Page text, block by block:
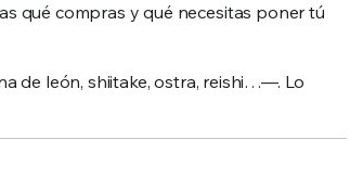
qué compras y qué necesitas poner tú
de león, shiitake, ostra, reishi…—. Lo